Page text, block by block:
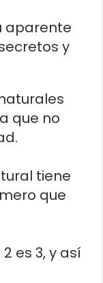
aparente
y
que no
tiene
que
es 3, y así